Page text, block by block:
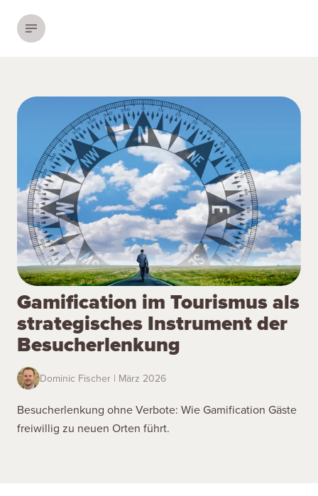
Menü einblenden
Gamification im Tourismus als
strategisches Instrument der
Besucherlenkung
Dominic Fischer | März 2026
Besucherlenkung ohne Verbote: Wie Gamification Gäste
freiwillig zu neuen Orten führt.